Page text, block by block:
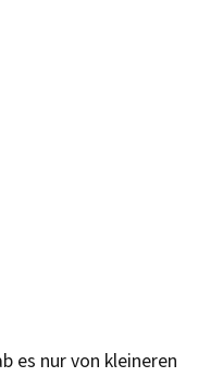
es nur von kleineren